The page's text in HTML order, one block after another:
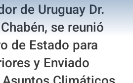
de Uruguay Dr.
se reunió
de Estado para
y Enviado